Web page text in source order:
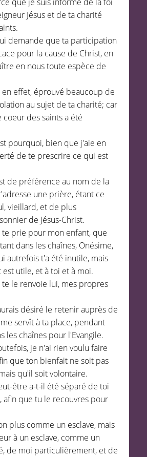
Jésus et de ta charité
demande que ta participation
pour la cause de Christ, en
en nous toute espèce de
en effet, éprouvé beaucoup de
au sujet de ta charité; car
des saints a été
pourquoi, bien que j'aie en
de te prescrire ce qui est
de préférence au nom de la
une prière, étant ce
vieillard, et de plus
de Jésus-Christ.
te prie pour mon enfant, que
dans les chaînes, Onésime,
autrefois t'a été inutile, mais
utile, et à toi et à moi.
te le renvoie lui, mes propres
désiré le retenir auprès de
servît à ta place, pendant
les chaînes pour l'Evangile.
je n'ai rien voulu faire
que ton bienfait ne soit pas
qu'il soit volontaire.
être a-t-il été séparé de toi
afin que tu le recouvres pour
plus comme un esclave, mais
à un esclave, comme un
de moi particulièrement, et de